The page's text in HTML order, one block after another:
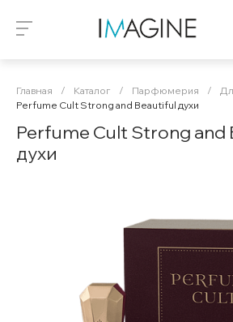
Главная / Каталог / Парфюмерия /
Perfume Cult Strong and Beautiful духи
Perfume Cult Strong and
духи